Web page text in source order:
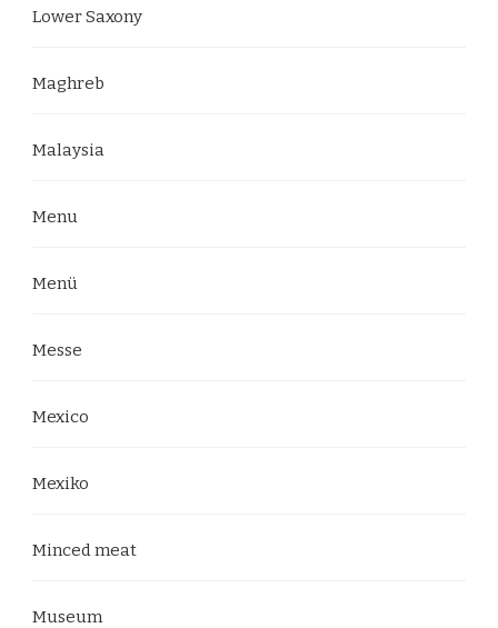
Lower Saxony
Maghreb
Malaysia
Menu
Menü
Messe
Mexico
Mexiko
Minced meat
Museum